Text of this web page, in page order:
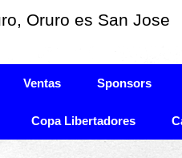
Oruro es San Jose
Ventas Sponsors
Copa Libertadores